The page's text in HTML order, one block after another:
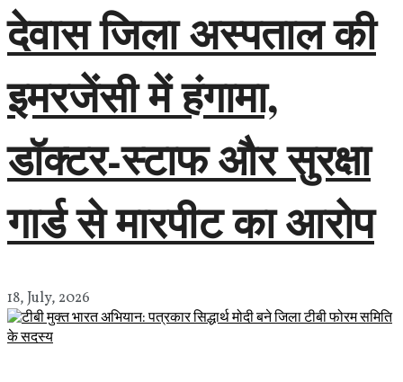
देवास जिला अस्पताल की
इमरजेंसी में हंगामा,
डॉक्टर-स्टाफ और सुरक्षा
गार्ड से मारपीट का आरोप
18, July, 2026